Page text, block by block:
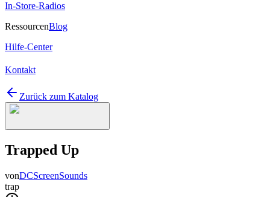
In-Store-Radios
RessourcenBlog
Hilfe-Center
Kontakt
Zurück zum Katalog
Trapped Up
vonDCScreenSounds
trap